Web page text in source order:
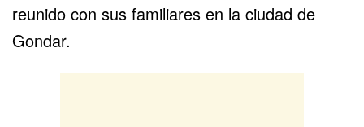
reunido con sus familiares en la ciudad de
Gondar.